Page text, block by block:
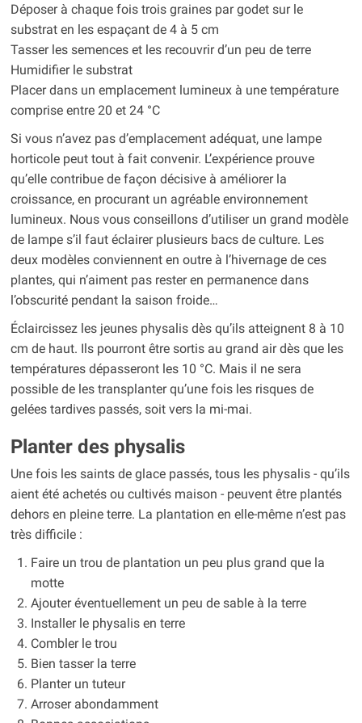
Déposer à chaque fois trois graines par godet sur le
substrat en les espaçant de 4 à 5 cm
Tasser les semences et les recouvrir d’un peu de terre
Humidifier le substrat
Placer dans un emplacement lumineux à une température
comprise entre 20 et 24 °C
Si vous n’avez pas d’emplacement adéquat, une lampe
horticole peut tout à fait convenir. L’expérience prouve
qu’elle contribue de façon décisive à améliorer la
croissance, en procurant un agréable environnement
lumineux. Nous vous conseillons d’utiliser un grand modèle
de lampe s’il faut éclairer plusieurs bacs de culture. Les
deux modèles conviennent en outre à l’hivernage de ces
plantes, qui n’aiment pas rester en permanence dans
l’obscurité pendant la saison froide…
Éclaircissez les jeunes physalis dès qu’ils atteignent 8 à 10
cm de haut. Ils pourront être sortis au grand air dès que les
températures dépasseront les 10 °C. Mais il ne sera
possible de les transplanter qu’une fois les risques de
gelées tardives passés, soit vers la mi-mai.
Planter des physalis
Une fois les saints de glace passés, tous les physalis - qu’ils
aient été achetés ou cultivés maison - peuvent être plantés
dehors en pleine terre. La plantation en elle-même n’est pas
très difficile :
Faire un trou de plantation un peu plus grand que la
motte
Ajouter éventuellement un peu de sable à la terre
Installer le physalis en terre
Combler le trou
Bien tasser la terre
Planter un tuteur
Arroser abondamment